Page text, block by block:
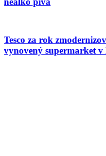
Tesco za rok
vynovený supermarket